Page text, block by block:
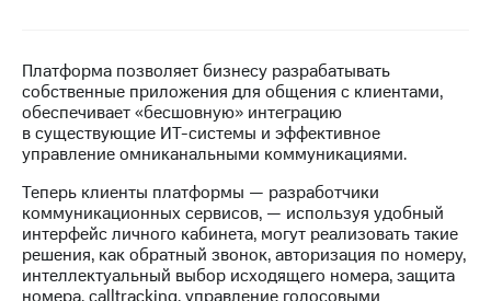
Финансовая
отчетность
Контакты
Новости
в
регионе
и акционерам
Корпоративное
Платформа позволяет бизнесу разрабатывать
собственные приложения для общения с клиентами,
обеспечивает «бесшовную» интеграцию
в существующие ИТ-системы и эффективное
управление омниканальными коммуникациями.
Теперь клиенты платформы — разработчики
коммуникационных сервисов, — используя удобный
интерфейс личного кабинета, могут реализовать такие
решения, как обратный звонок, авторизация по номеру,
интеллектуальный выбор исходящего номера, защита